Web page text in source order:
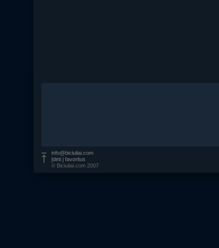
info@biciuliai.com
Įdėti į favoritus
© Biciuliai.com 2007